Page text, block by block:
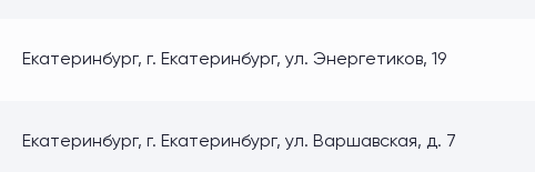
Екатеринбург, г. Екатеринбург, ул. Энергетиков, 19
Екатеринбург, г. Екатеринбург, ул. Варшавская, д. 7